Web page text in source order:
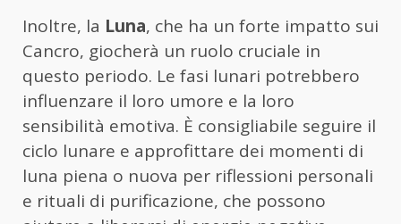
Inoltre, la Luna, che ha un forte impatto sui
Cancro, giocherà un ruolo cruciale in
questo periodo. Le fasi lunari potrebbero
influenzare il loro umore e la loro
sensibilità emotiva. È consigliabile seguire il
ciclo lunare e approfittare dei momenti di
luna piena o nuova per riflessioni personali
e rituali di purificazione, che possono